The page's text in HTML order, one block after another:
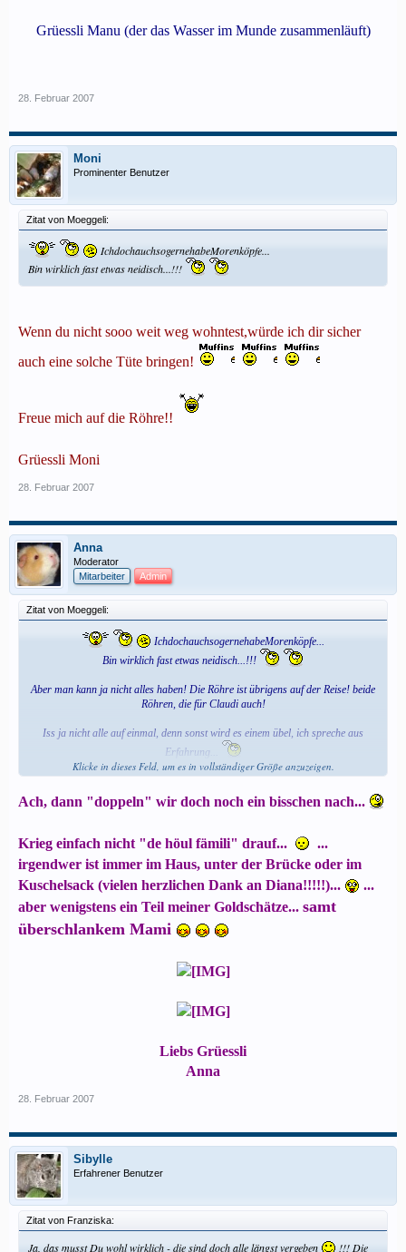
Grüessli Manu (der das Wasser im Munde zusammenläuft)
28. Februar 2007
Moni
Prominenter Benutzer
Zitat von Moeggeli:
IchdochauchsogernehabeMorenköpfe...
Bin wirklich fast etwas neidisch...!!!
Wenn du nicht sooo weit weg wohntest,würde ich dir sicher
auch eine solche Tüte bringen!
Freue mich auf die Röhre!!
Grüessli Moni
28. Februar 2007
Anna
Moderator
Mitarbeiter
Admin
Zitat von Moeggeli:
IchdochauchsogernehabeMorenköpfe...
Bin wirklich fast etwas neidisch...!!!
Aber man kann ja nicht alles haben! Die Röhre ist übrigens auf der Reise! beide
Röhren, die für Claudi auch!
Iss ja nicht alle auf einmal, denn sonst wird es einem übel, ich spreche aus
Erfahrung...
Klicke in dieses Feld, um es in vollständiger Größe anzuzeigen.
Ach, dann "doppeln" wir doch noch ein bisschen nach...
Krieg einfach nicht "de höul fämili" drauf...
...
irgendwer ist immer im Haus, unter der Brücke oder im
Kuschelsack (vielen herzlichen Dank an Diana!!!!!)...
...
aber wenigstens ein Teil meiner Goldschätze... samt
überschlankem Mami
Liebs Grüessli
Anna​
28. Februar 2007
Sibylle
Erfahrener Benutzer
Zitat von Franziska:
Ja, das musst Du wohl wirklich - die sind doch alle längst vergeben !!! Die